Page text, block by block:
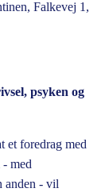
Falkevej 1,
psyken og
et foredrag med
med
anden - vil